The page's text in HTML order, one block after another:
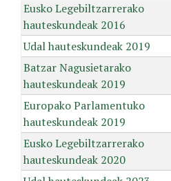
Eusko Legebiltzarrerako
hauteskundeak 2016
Udal hauteskundeak 2019
Batzar Nagusietarako
hauteskundeak 2019
Europako Parlamentuko
hauteskundeak 2019
Eusko Legebiltzarrerako
hauteskundeak 2020